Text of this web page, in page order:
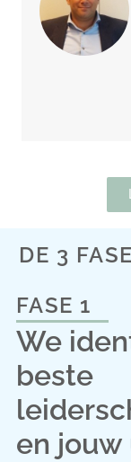
DE 3
FASE 1
We
beste
en